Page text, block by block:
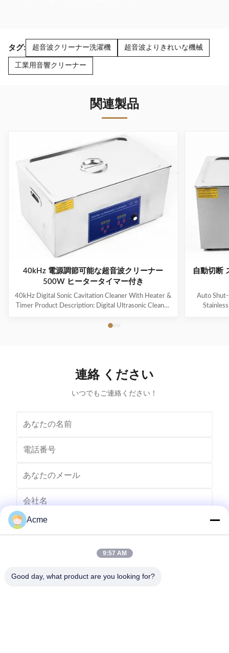
タグ: 超音波クリーナー洗濯機 超音波よりきれいな機械
工業用音響クリーナー
関連製品
40kHz 電源調節可能な超音波クリーナー
500W ヒータータイマー付き
40kHz Digital Sonic Cavitation Cleaner With Heater &
Timer Product Description: Digital Ultrasonic Cleaner
powerful and efficient cleaning device suitable for a
cleaner is ideal for cleaning delicate and hard-to-reach
自動切断
Auto
連絡 ください
いつでもご連絡ください！
Acme
9:57 AM
Good day, what product are you looking for?